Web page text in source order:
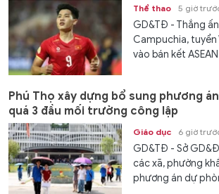
Thể thao 5 giờ
GD&TĐ - Thắng
Campuchia,
vào bán kết
Phú Thọ xây dựng bổ sung phương
quá 3 đầu mối trường công lập
Giáo dục 6 giờ
GD&TĐ - Sở
các xã, phường
phương án dự